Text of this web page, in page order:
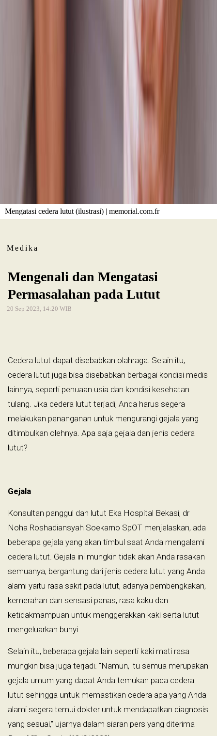
Mengatasi cedera lutut (ilustrasi) | memorial.com.fr
Medika
Mengenali dan Mengatasi
Permasalahan pada Lutut
20 Sep 2023, 14:20 WIB
Cedera lutut dapat disebabkan olahraga. Selain itu,
cedera lutut juga bisa disebabkan berbagai kondisi medis
lainnya, seperti penuaan usia dan kondisi kesehatan
tulang. Jika cedera lutut terjadi, Anda harus segera
melakukan penanganan untuk mengurangi gejala yang
ditimbulkan olehnya. Apa saja gejala dan jenis cedera
lutut?
Gejala
Konsultan panggul dan lutut Eka Hospital Bekasi, dr
Noha Roshadiansyah Soekarno SpOT menjelaskan, ada
beberapa gejala yang akan timbul saat Anda mengalami
cedera lutut. Gejala ini mungkin tidak akan Anda rasakan
semuanya, bergantung dari jenis cedera lutut yang Anda
alami yaitu rasa sakit pada lutut, adanya pembengkakan,
kemerahan dan sensasi panas, rasa kaku dan
ketidakmampuan untuk menggerakkan kaki serta lutut
mengeluarkan bunyi.
Selain itu, beberapa gejala lain seperti kaki mati rasa
mungkin bisa juga terjadi. "Namun, itu semua merupakan
gejala umum yang dapat Anda temukan pada cedera
lutut sehingga untuk memastikan cedera apa yang Anda
alami segera temui dokter untuk mendapatkan diagnosis
yang sesuai," ujarnya dalam siaran pers yang diterima